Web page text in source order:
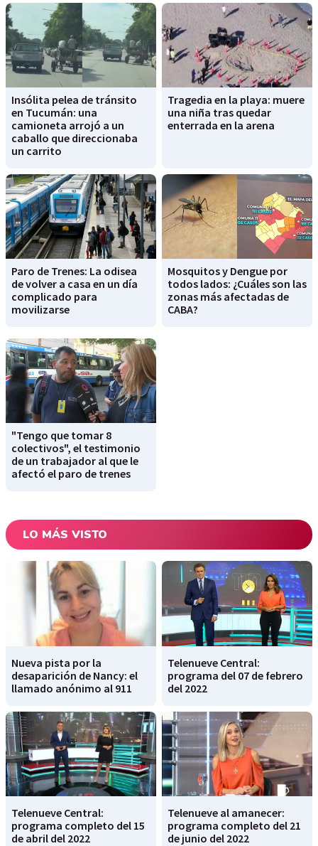
Insólita pelea de tránsito
en Tucumán: una
camioneta arrojó a un
caballo que direccionaba
un carrito
Tragedia en la playa: muere
una niña tras quedar
enterrada en la arena
Paro de Trenes: La odisea
de volver a casa en un día
complicado para
movilizarse
Mosquitos y Dengue por
todos lados: ¿Cuáles son las
zonas más afectadas de
CABA?
"Tengo que tomar 8
colectivos", el testimonio
de un trabajador al que le
afectó el paro de trenes
LO MÁS VISTO
Nueva pista por la
desaparición de Nancy: el
llamado anónimo al 911
Telenueve Central:
programa del 07 de febrero
del 2022
Telenueve Central:
programa completo del 15
de abril del 2022
Telenueve al amanecer:
programa completo del 21
de junio del 2022